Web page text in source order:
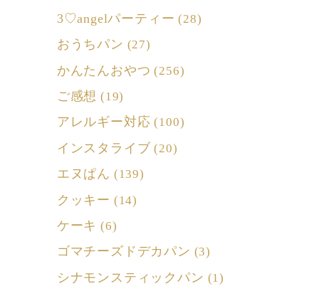
3♡angelパーティー (28)
おうちパン (27)
かんたんおやつ (256)
ご感想 (19)
アレルギー対応 (100)
インスタライブ (20)
エヌぱん (139)
クッキー (14)
ケーキ (6)
ゴマチーズドデカパン (3)
シナモンスティックパン (1)